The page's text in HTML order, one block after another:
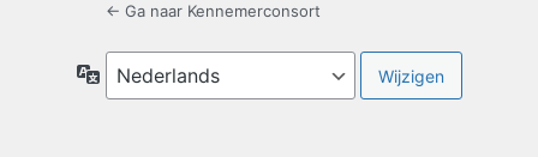
← Ga naar Kennemerconsort
Taal